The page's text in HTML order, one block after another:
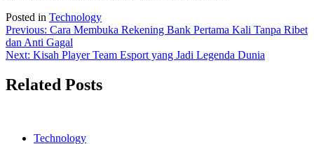
Posted in Technology
Navigasi
pos
Previous: Cara Membuka Rekening Bank Pertama Kali Tanpa Ribet
dan Anti Gagal
Next: Kisah Player Team Esport yang Jadi Legenda Dunia
Related Posts
Technology